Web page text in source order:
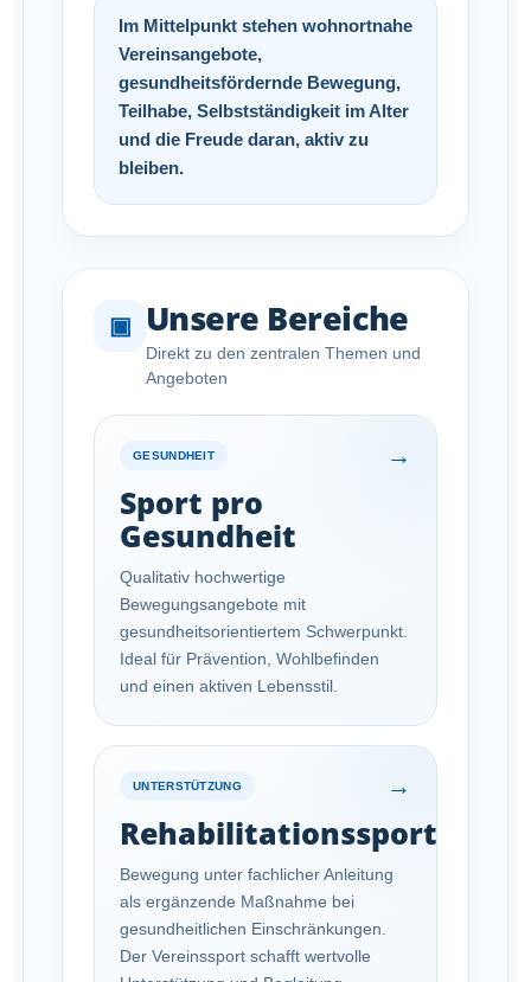
Im Mittelpunkt stehen wohnortnahe
Vereinsangebote,
gesundheitsfördernde Bewegung,
Teilhabe, Selbstständigkeit im Alter
und die Freude daran, aktiv zu
bleiben.
▣ Unsere Bereiche
Direkt zu den zentralen Themen und
Angeboten
GESUNDHEIT →
Sport pro
Gesundheit
Qualitativ hochwertige
Bewegungsangebote mit
gesundheitsorientiertem Schwerpunkt.
Ideal für Prävention, Wohlbefinden
und einen aktiven Lebensstil.
UNTERSTÜTZUNG →
Rehabilitationssport
Bewegung unter fachlicher Anleitung
als ergänzende Maßnahme bei
gesundheitlichen Einschränkungen.
Der Vereinssport schafft wertvolle